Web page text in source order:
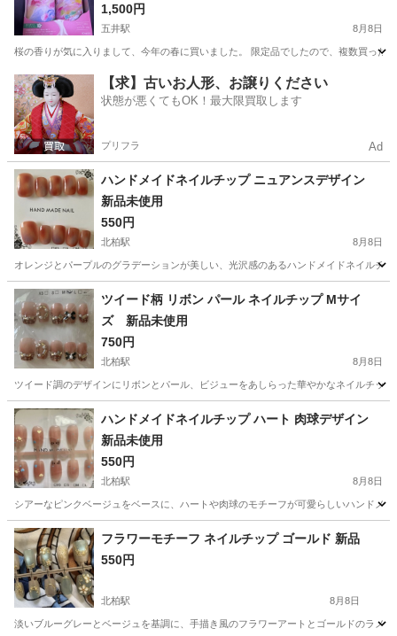
1,500円
五井駅 8月8日
桜の香りが気に入りまして、今年の春に買いました。 限定品でしたので、複数買っ
千葉 市原市 五井駅 ヘアケア
【求】古いお人形、お譲りください
状態が悪くてもOK！最大限買取します
プリフラ Ad
ハンドメイドネイルチップ ニュアンスデザイン
新品未使用
550円
北柏駅 8月8日
オレンジとパープルのグラデーションが美しい、光沢感のあるハンドメイドネイルチ
千葉 柏市 北柏駅 ネイル ネイルチップ
ツイード柄 リボン パール ネイルチップ Mサイ
ズ 新品未使用
750円
北柏駅 8月8日
ツイード調のデザインにリボンとパール、ビジューをあしらった華やかなネイルチッ
千葉 柏市 北柏駅 ネイル ツイード
ハンドメイドネイルチップ ハート 肉球デザイン
新品未使用
550円
北柏駅 8月8日
シアーなピンクベージュをベースに、ハートや肉球のモチーフが可愛らしいハンドメ
千葉 柏市 北柏駅 ネイル ネイルチップ
フラワーモチーフ ネイルチップ ゴールド 新品
550円
北柏駅 8月8日
淡いブルーグレーとベージュを基調に、手描き風のフラワーアートとゴールドのラメ